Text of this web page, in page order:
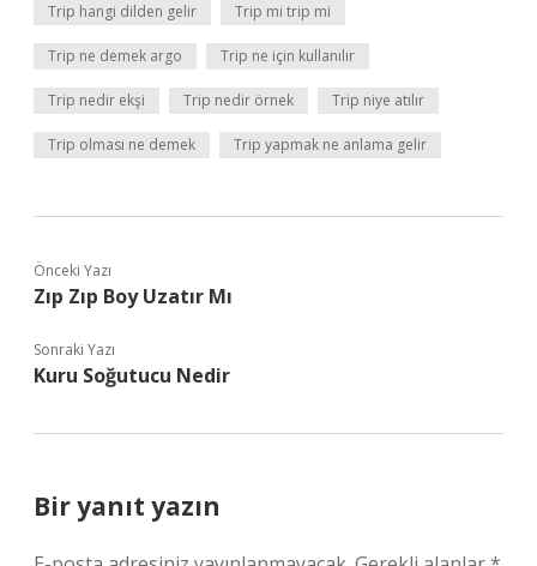
Trip hangi dilden gelir Trip mi trip mi
Trip ne demek argo Trip ne için kullanılır
Trip nedir ekşi Trip nedir örnek Trip niye atılır
Trip olması ne demek Trip yapmak ne anlama gelir
Önceki Yazı
Zıp Zıp Boy Uzatır Mı
Sonraki Yazı
Kuru Soğutucu Nedir
Bir yanıt yazın